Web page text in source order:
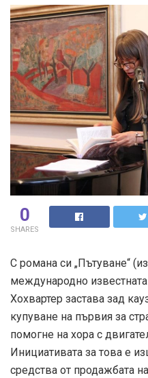
0
SHARES
С романа си „Пътуване“
международно
Хохвартер застава зад
купуване на първия за
помогне на хора с
Инициативата за това е
средства от продажбата